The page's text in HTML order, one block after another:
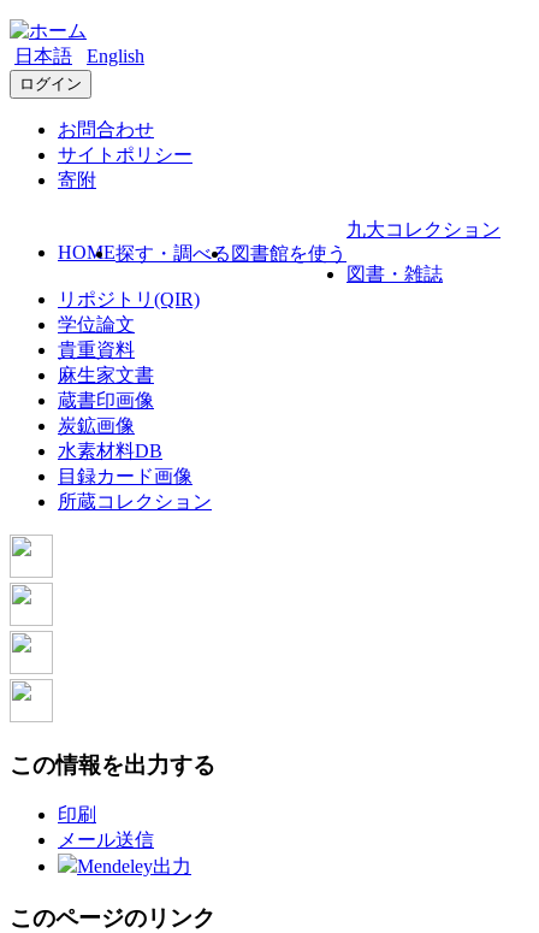
日本語 English
ログイン
お問合わせ
サイトポリシー
寄附
HOME探す・調べる 図書館を使う
九大コレクション
図書・雑誌
リポジトリ(QIR)
学位論文
貴重資料
麻生家文書
蔵書印画像
炭鉱画像
水素材料DB
目録カード画像
所蔵コレクション
この情報を出力する
印刷
メール送信
Mendeley出力
このページのリンク